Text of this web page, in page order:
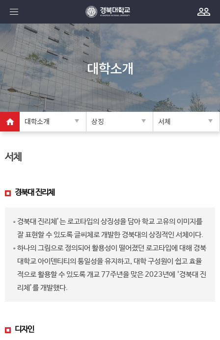
대학소개
대학소개 상징 서체
서체
경북대 진리체
경북대 진리체’는 로고타입의 상징성을 담아 학교 고유의 이미지를
잘 표현할 수 있도록 글씨체로 개발한 경북대의 상징적인 서체이다.
하나의 그림으로 정의되어 활용성이 떨어졌던 로고타입에 대해 경북
대학교 아이덴티티의 통일성을 유지하고, 대학 구성원이 쉽고 효율
적으로 활용할 수 있도록 개교 77주년을 맞은 2023년에 ‘경북대 진
리체’를 개발했다.
디자인